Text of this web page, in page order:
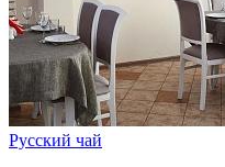
Русский чай